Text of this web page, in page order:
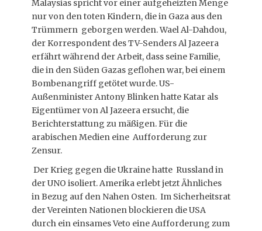
Malaysias spricht vor einer aufgeheizten Menge
nur von den toten Kindern, die in Gaza aus den
Trümmern geborgen werden. Wael Al-Dahdou,
der Korrespondent des TV-Senders Al Jazeera
erfährt während der Arbeit, dass seine Familie,
die in den Süden Gazas geflohen war, bei einem
Bombenangriff getötet wurde. US-
Außenminister Antony Blinken hatte Katar als
Eigentümer von Al Jazeera ersucht, die
Berichterstattung zu mäßigen. Für die
arabischen Medien eine Aufforderung zur
Zensur.
Der Krieg gegen die Ukraine hatte Russland in
der UNO isoliert. Amerika erlebt jetzt Ähnliches
in Bezug auf den Nahen Osten. Im Sicherheitsrat
der Vereinten Nationen blockieren die USA
durch ein einsames Veto eine Aufforderung zum